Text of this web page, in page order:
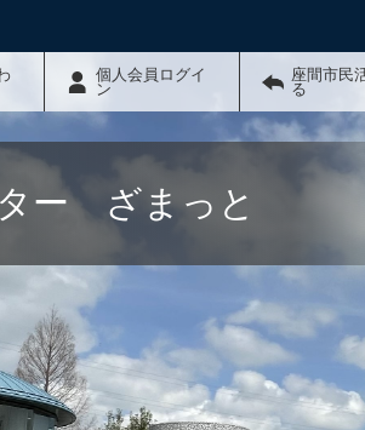
個人会員ログイ
ン
座間市民
る
ー ざまっと